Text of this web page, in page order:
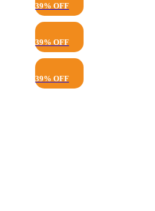
39% OFF
39% OFF
39% OFF